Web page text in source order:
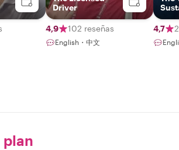
Driver
4,9 102 reseñas
English・中文
4,7
plan